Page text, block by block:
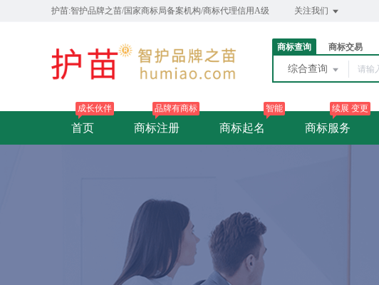
护苗:智护品牌之苗/国家商标局备案机构/商标代理信用A级 关注我们
商标查询 商标交易
综合查询
首页
成长伙伴
商标注册
品牌有商标
商标起名
智能
商标服务
续展 变更